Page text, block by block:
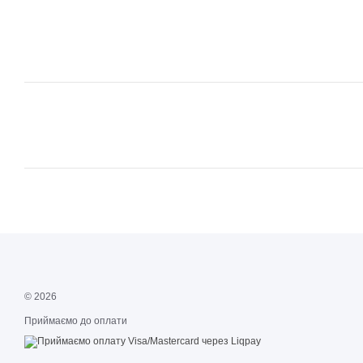
© 2026
Приймаємо до оплати